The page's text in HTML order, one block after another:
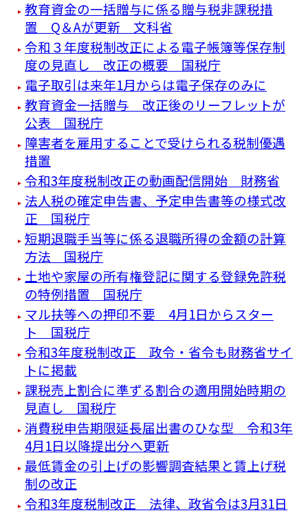
教育資金の一括贈与に係る贈与税非課税措
置 Q＆Aが更新 文科省
令和３年度税制改正による電子帳簿等保存制
度の見直し 改正の概要 国税庁
電子取引は来年1月からは電子保存のみに
教育資金一括贈与 改正後のリーフレットが
公表 国税庁
障害者を雇用することで受けられる税制優遇
措置
令和3年度税制改正の動画配信開始 財務省
法人税の確定申告書、予定申告書等の様式改
正 国税庁
短期退職手当等に係る退職所得の金額の計算
方法 国税庁
土地や家屋の所有権登記に関する登録免許税
の特例措置 国税庁
マル扶等への押印不要 4月1日からスター
ト 国税庁
令和3年度税制改正 政令・省令も財務省サイ
トに掲載
課税売上割合に準ずる割合の適用開始時期の
見直し 国税庁
消費税申告期限延長届出書のひな型 令和3年
4月1日以降提出分へ更新
最低賃金の引上げの影響調査結果と賃上げ税
制の改正
令和3年度税制改正 法律、政省令は3月31日